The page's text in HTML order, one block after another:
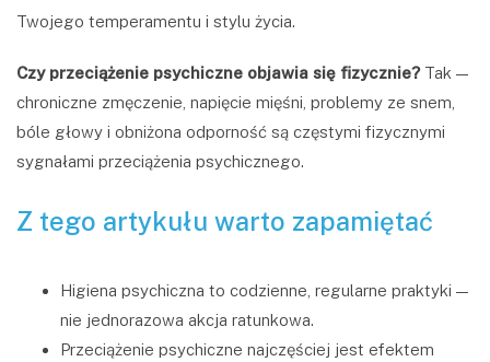
Twojego temperamentu i stylu życia.
Czy przeciążenie psychiczne objawia się fizycznie?Tak —
chroniczne zmęczenie, napięcie mięśni, problemy ze snem,
bóle głowy i obniżona odporność są częstymi fizycznymi
sygnałami przeciążenia psychicznego.
Z tego artykułu warto zapamiętać
Higiena psychiczna to codzienne, regularne praktyki —
nie jednorazowa akcja ratunkowa.
Przeciążenie psychiczne najczęściej jest efektem